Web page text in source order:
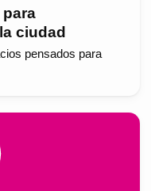
ciudad
pensados para